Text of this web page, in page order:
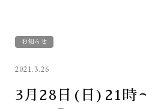
お知らせ
2021.3.26
3月28日(日)21時